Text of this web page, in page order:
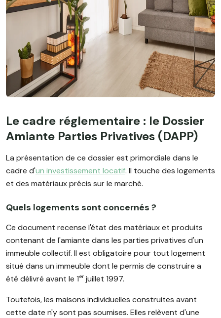
Le cadre réglementaire : le Dossier
Amiante Parties Privatives (DAPP)
La présentation de ce dossier est primordiale dans le
cadre d'un investissement locatif. Il touche des logements
et des matériaux précis sur le marché.
Quels logements sont concernés ?
Ce document recense l'état des matériaux et produits
contenant de l'amiante dans les parties privatives d'un
immeuble collectif. Il est obligatoire pour tout logement
situé dans un immeuble dont le permis de construire a
été délivré avant le 1ᵉʳ juillet 1997.
Toutefois, les maisons individuelles construites avant
cette date n'y sont pas soumises. Elles relèvent d'une